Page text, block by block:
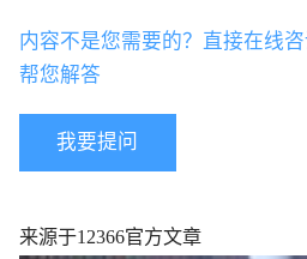
我要提问
内容不是您需要的？直接在线咨
帮您解答
来源于12366官方文章